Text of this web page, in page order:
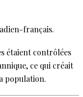
français.
étaient contrôlées
ce qui créait
population.